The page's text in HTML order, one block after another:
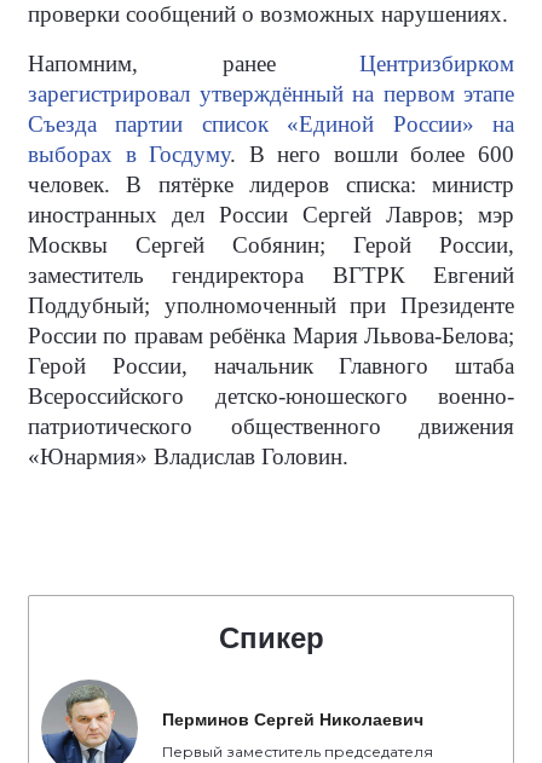
проверки сообщений о возможных нарушениях.
Напомним, ранее Центризбирком
зарегистрировал утверждённый на первом этапе
Съезда партии список «Единой России» на
выборах в Госдуму. В него вошли более 600
человек. В пятёрке лидеров списка: министр
иностранных дел России Сергей Лавров; мэр
Москвы Сергей Собянин; Герой России,
заместитель гендиректора ВГТРК Евгений
Поддубный; уполномоченный при Президенте
России по правам ребёнка Мария Львова-Белова;
Герой России, начальник Главного штаба
Всероссийского детско-юношеского военно-
патриотического общественного движения
«Юнармия» Владислав Головин.
Спикер
Перминов Сергей Николаевич
Первый заместитель председателя